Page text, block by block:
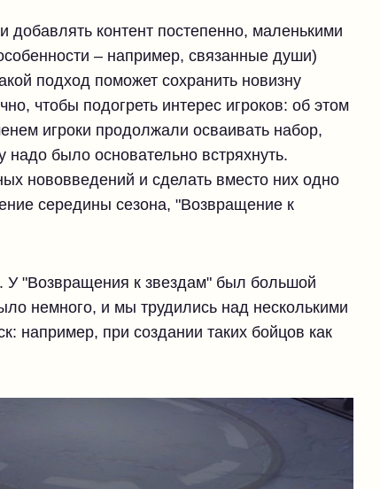
контент постепенно, маленькими
– например, связанные души)
подход поможет сохранить новизну
чтобы подогреть интерес игроков: об этом
игроки продолжали осваивать набор,
надо было основательно встряхнуть.
нововведений и сделать вместо них одно
середины сезона, "Возвращение к
У "Возвращения к звездам" был большой
немного, и мы трудились над несколькими
например, при создании таких бойцов как